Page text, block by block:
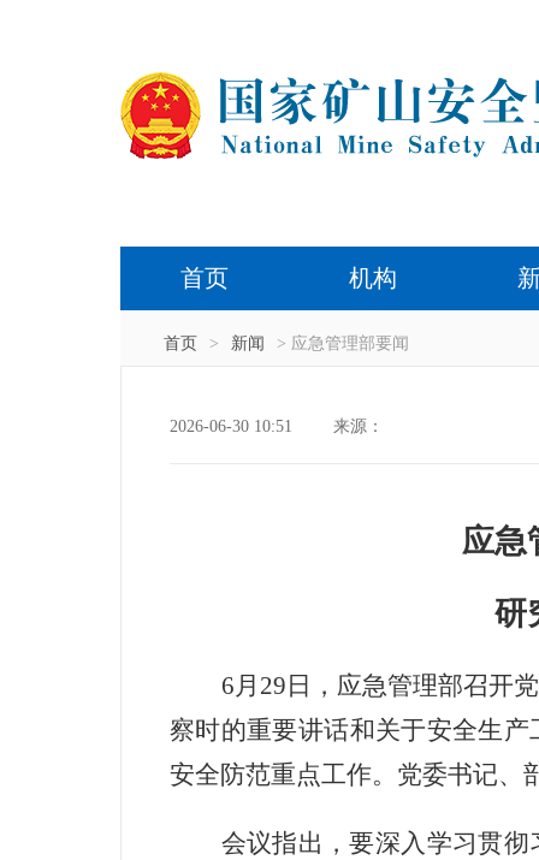
首页 机构
首页 > 新闻 > 应急管理部要闻
2026-06-30 10:51 来源：
应急
研
6月29日，应急管理部召开
察时的重要讲话和关于安全生
安全防范重点工作。党委书记、
会议指出，要深入学习贯